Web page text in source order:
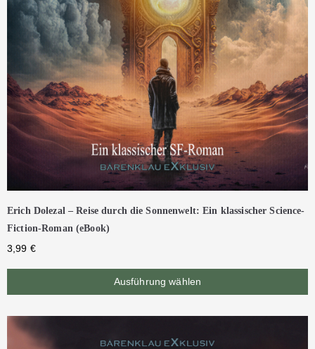
Erich Dolezal – Reise durch die Sonnenwelt: Ein klassischer Science-
Fiction-Roman (eBook)
3,99 €
Ausführung wählen